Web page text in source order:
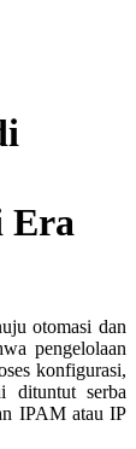
Era
otomasi dan
pengelolaan
konfigurasi,
dituntut serba
IPAM atau IP